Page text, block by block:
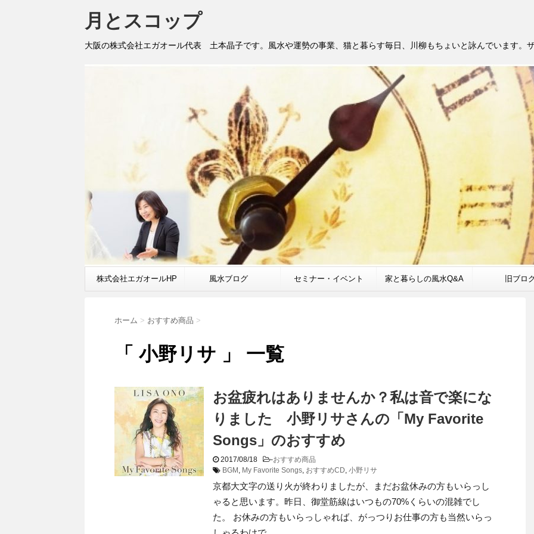
月とスコップ
大阪の株式会社エガオール代表 土本晶子です。風水や運勢の事業、猫と暮らす毎日、川柳もちょいと詠んでいます。
株式会社エガオールHP 風水ブログ セミナー・イベント 家と暮らしの風水Q&A 旧ブロ
ホーム > おすすめ商品 >
「 小野リサ 」 一覧
お盆疲れはありませんか？私は音で楽にな
りました 小野リサさんの「My Favorite
Songs」のおすすめ
2017/08/18 -おすすめ商品
BGM, My Favorite Songs, おすすめCD, 小野リサ
京都大文字の送り火が終わりましたが、まだお盆休みの方もいらっし
ゃると思います。昨日、御堂筋線はいつもの70%くらいの混雑でし
た。 お休みの方もいらっしゃれば、がっつりお仕事の方も当然いらっ